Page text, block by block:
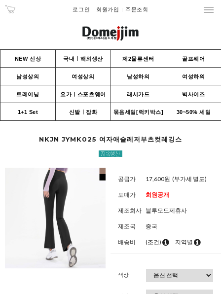
로그인 회원가입 주문조회
NEW 신상 국내ㅣ해외생산 제2물류센터 골프웨어
남성상의 여성상의 남성하의 여성하의
트레이닝 요가ㅣ스포츠웨어 래시가드 빅사이즈
1+1 Set 신발ㅣ잡화 묶음세일[럭키박스] 30~50% 세일
NKJN JYMK025 여자애슬레저부츠컷레깅스
공급가 17,600원 (부가세 별도)
도매가 회원공개
제조회사 블루모드제휴사
제조국 중국
배송비 (조건) 지역별
색상